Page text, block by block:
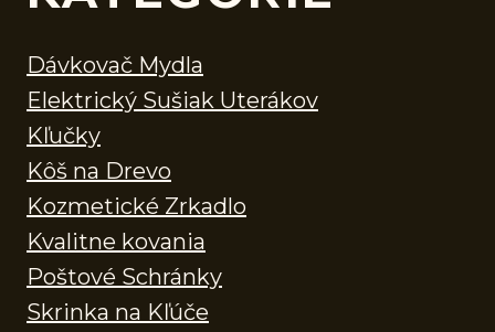
Dávkovač Mydla
Elektrický Sušiak Uterákov
Kľučky
Kôš na Drevo
Kozmetické Zrkadlo
Kvalitne kovania
Poštové Schránky
Skrinka na Kľúče